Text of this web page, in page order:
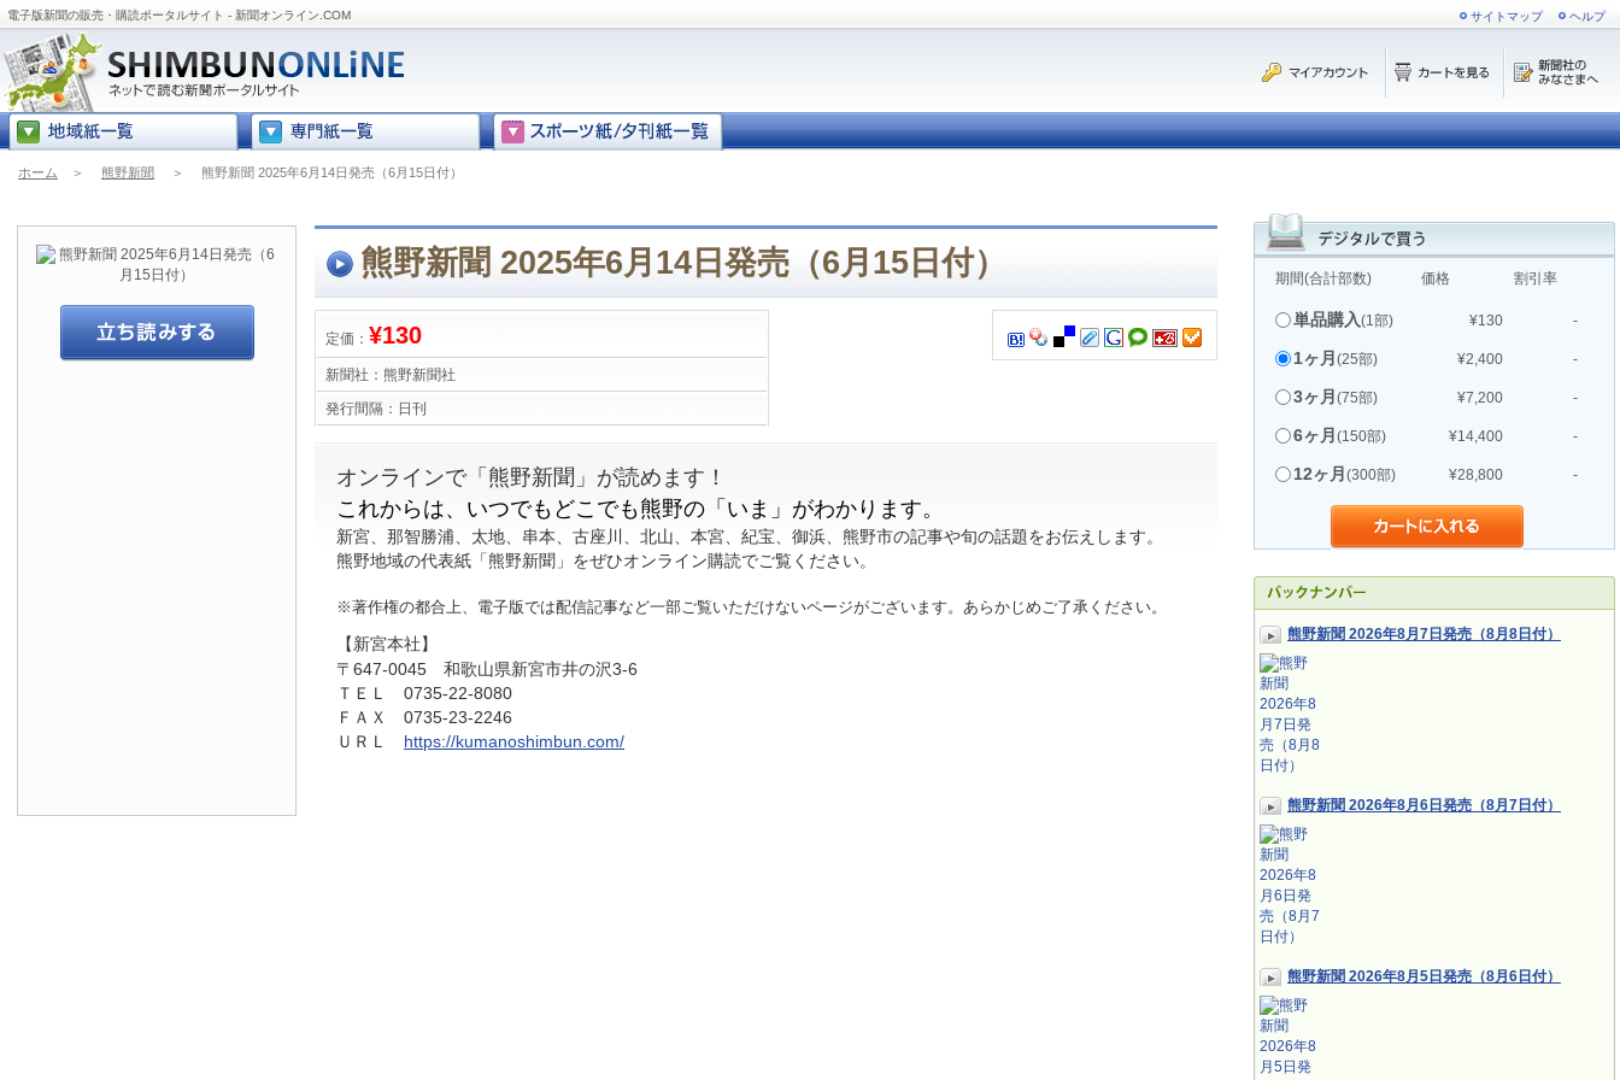
電子版新聞の販売・購読ポータルサイト - 新聞オンライン.COM サイトマップ ヘルプ
ホーム ＞ 熊野新聞 ＞ 熊野新聞 2025年6月14日発売（6月15日付）
期間(合計部数) 価格 割引率
単品購入(1部) ¥130 -
1ヶ月 (25部) ¥2,400 -
3ヶ月 (75部) ¥7,200 -
6ヶ月 (150部) ¥14,400 -
12ヶ月 (300部) ¥28,800 -
熊野新聞 2026年8月7日発売（8月8日付）
熊野新聞 2026年8月6日発売（8月7日付）
熊野新聞 2026年8月5日発売（8月6日付）
熊野新聞 2025年6月14日発売（6月15日付）
定価： ¥130
新聞社： 熊野新聞社
発行間隔： 日刊
オンラインで「熊野新聞」が読めます！
これからは、いつでもどこでも熊野の「いま」がわかります。
新宮、那智勝浦、太地、串本、古座川、北山、本宮、紀宝、御浜、熊野市の記事や旬の話題をお伝えします。
熊野地域の代表紙「熊野新聞」をぜひオンライン購読でご覧ください。
※著作権の都合上、電子版では配信記事など一部ご覧いただけないページがございます。あらかじめご了承ください。
【新宮本社】
〒647-0045 和歌山県新宮市井の沢3-6
ＴＥＬ 0735-22-8080
ＦＡＸ 0735-23-2246
ＵＲＬ https://kumanoshimbun.com/